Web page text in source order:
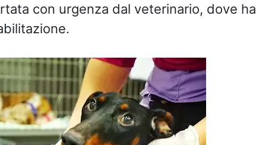
con urgenza dal veterinario, dove ha